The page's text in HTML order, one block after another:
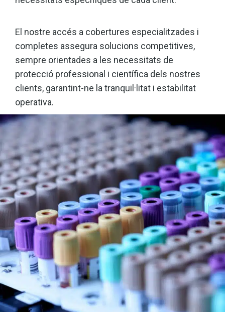
El nostre accés a cobertures especialitzades i
completes assegura solucions competitives,
sempre orientades a les necessitats de
protecció professional i científica dels nostres
clients, garantint-ne la tranquil·litat i estabilitat
operativa.